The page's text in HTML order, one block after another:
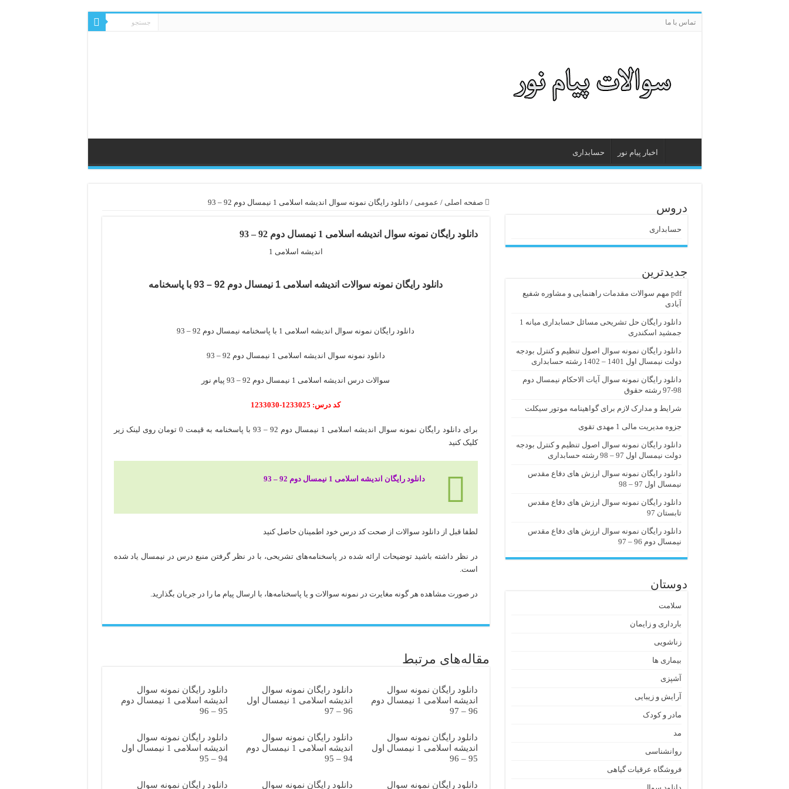
تماس با ما
اخبار پیام نور حسابداری
صفحه اصلی / عمومی / دانلود رایگان نمونه سوال اندیشه اسلامی 1 نیمسال دوم 92 – 93
دانلود رایگان نمونه سوال اندیشه اسلامی 1 نیمسال دوم 92 – 93
اندیشه اسلامی 1
دانلود رایگان نمونه سوالات اندیشه اسلامی 1 نیمسال دوم 92 – 93 با پاسخنامه
دانلود رایگان نمونه سوال اندیشه اسلامی 1 با پاسخنامه نیمسال دوم 92 – 93
دانلود نمونه سوال اندیشه اسلامی 1 نیمسال دوم 92 – 93
سوالات درس اندیشه اسلامی 1 نیمسال دوم 92 – 93 پیام نور
کد درس: 1233025-1233030
برای دانلود رایگان نمونه سوال اندیشه اسلامی 1 نیمسال دوم 92 – 93 با پاسخنامه به قیمت 0 تومان روی لینک زیر
کلیک کنید
دانلود رایگان اندیشه اسلامی 1 نیمسال دوم 92 – 93
لطفا قبل از دانلود سوالات از صحت کد درس خود اطمینان حاصل کنید
در نظر داشته باشید توضیحات ارائه شده در پاسخنامه‌های تشریحی، با در نظر گرفتن منبع درس در نیمسال یاد شده
است.
در صورت مشاهده هر گونه مغایرت در نمونه سوالات و یا پاسخنامه‌ها، با ارسال پیام ما را در جریان بگذارید.
مقاله‌های مرتبط
دانلود رایگان نمونه سوال
اندیشه اسلامی 1 نیمسال دوم
96 – 97
دانلود رایگان نمونه سوال
اندیشه اسلامی 1 نیمسال اول
96 – 97
دانلود رایگان نمونه سوال
اندیشه اسلامی 1 نیمسال دوم
95 – 96
دانلود رایگان نمونه سوال
اندیشه اسلامی 1 نیمسال اول
95 – 96
دانلود رایگان نمونه سوال
اندیشه اسلامی 1 نیمسال دوم
94 – 95
دانلود رایگان نمونه سوال
اندیشه اسلامی 1 نیمسال اول
94 – 95
دانلود رایگان نمونه سوال دانلود رایگان نمونه سوال دانلود رایگان نمونه سوال
دروس
حسابداری
جدیدترین
pdf مهم سوالات مقدمات راهنمایی و مشاوره شفیع
آبادی
دانلود رایگان حل تشریحی مسائل حسابداری میانه 1
جمشید اسکندری
دانلود رایگان نمونه سوال اصول تنظیم و کنترل بودجه
دولت نیمسال اول 1401 – 1402 رشته حسابداری
دانلود رایگان نمونه سوال آیات الاحکام نیمسال دوم
98-97 رشته حقوق
شرایط و مدارک لازم برای گواهینامه موتور سیکلت
جزوه مدیریت مالی 1 مهدی تقوی
دانلود رایگان نمونه سوال اصول تنظیم و کنترل بودجه
دولت نیمسال اول 97 – 98 رشته حسابداری
دانلود رایگان نمونه سوال ارزش های دفاع مقدس
نیمسال اول 97 – 98
دانلود رایگان نمونه سوال ارزش های دفاع مقدس
تابستان 97
دانلود رایگان نمونه سوال ارزش های دفاع مقدس
نیمسال دوم 96 – 97
دوستان
سلامت
بارداری و زایمان
زناشویی
بیماری ها
آشپزی
آرایش و زیبایی
مادر و کودک
مد
روانشناسی
فروشگاه عرقیات گیاهی